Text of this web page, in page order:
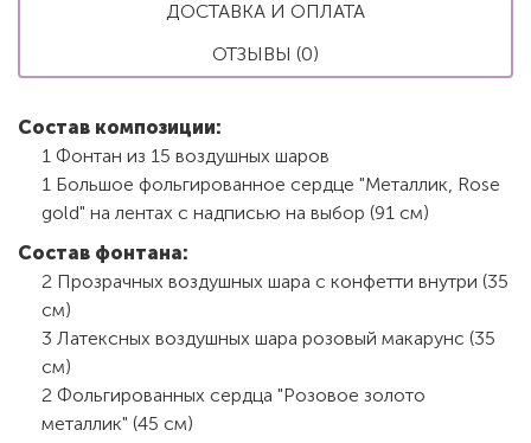
ДОСТАВКА И ОПЛАТА
ОТЗЫВЫ (0)
Состав композиции:
1 Фонтан из 15 воздушных шаров
1 Большое фольгированное сердце "Металлик, Rose
gold" на лентах с надписью на выбор (91 см)
Состав фонтана:
2 Прозрачных воздушных шара с конфетти внутри (35
см)
3 Латексных воздушных шара розовый макарунс (35
см)
2 Фольгированных сердца "Розовое золото
металлик" (45 см)